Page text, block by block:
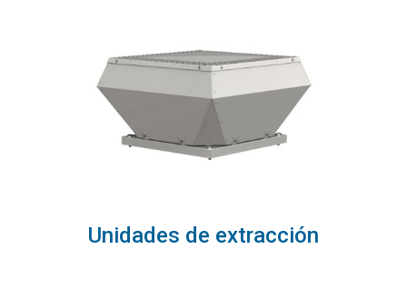
Unidades de extracción